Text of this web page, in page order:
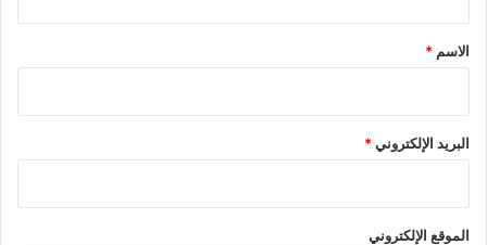
*
الاسم *
البريد الإلكتروني*
الموقع الإلكتروني